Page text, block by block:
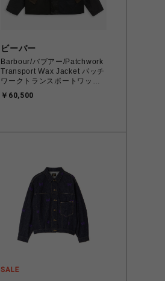
ビーバー
Barbour/バブアー/Patchwork
Transport Wax Jacket パッチ
ワークトランスポートワック
ユニセックス
￥60,500